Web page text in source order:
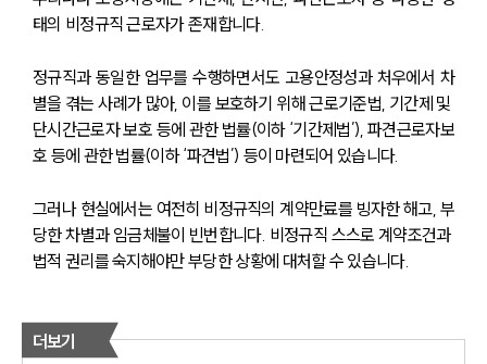
태의 비정규직 근로자가 존재합니다.
정규직과 동일한 업무를 수행하면서도 고용안정성과 처우에서 차
별을 겪는 사례가 많아, 이를 보호하기 위해 근로기준법, 기간제 및
단시간근로자 보호 등에 관한 법률(이하 ‘기간제법’), 파견근로자보
호 등에 관한 법률(이하 ‘파견법’) 등이 마련되어 있습니다.
그러나 현실에서는 여전히 비정규직의 계약만료를 빙자한 해고, 부
당한 차별과 임금체불이 빈번합니다. 비정규직 스스로 계약조건과
법적 권리를 숙지해야만 부당한 상황에 대처할 수 있습니다.
더보기